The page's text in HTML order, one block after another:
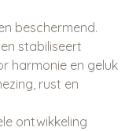
beschermend.
stabiliseert
harmonie en geluk
rust en
ontwikkeling